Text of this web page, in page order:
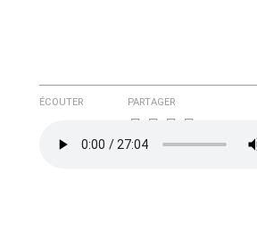
ÉCOUTER PARTAGER